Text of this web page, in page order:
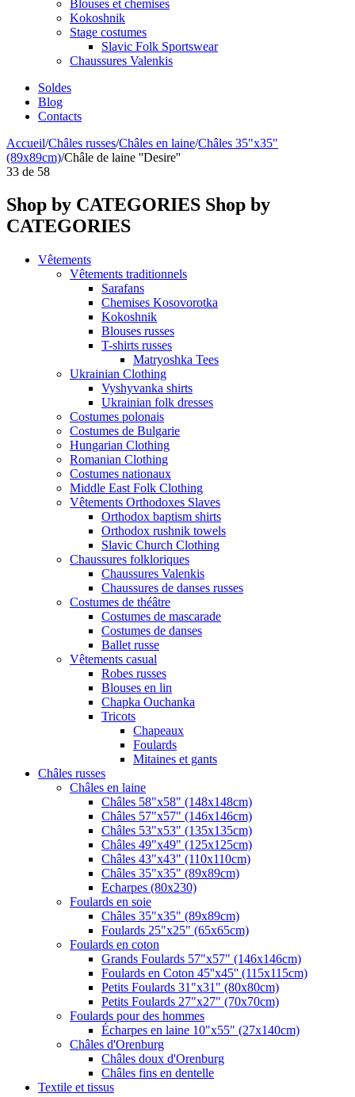
Blouses et chemises
Kokoshnik
Stage costumes
Slavic Folk Sportswear
Chaussures Valenkis
Soldes
Blog
Contacts
Accueil/Châles russes/Châles en laine/Châles 35"x35"
(89x89cm)/Châle de laine ''Desire''
33 de 58
Shop by CATEGORIES Shop by
CATEGORIES
Vêtements
Vêtements traditionnels
Sarafans
Chemises Kosovorotka
Kokoshnik
Blouses russes
T-shirts russes
Matryoshka Tees
Ukrainian Clothing
Vyshyvanka shirts
Ukrainian folk dresses
Costumes polonais
Costumes de Bulgarie
Hungarian Clothing
Romanian Clothing
Costumes nationaux
Middle East Folk Clothing
Vêtements Orthodoxes Slaves
Orthodox baptism shirts
Orthodox rushnik towels
Slavic Church Clothing
Chaussures folkloriques
Chaussures Valenkis
Chaussures de danses russes
Costumes de théâtre
Costumes de mascarade
Costumes de danses
Ballet russe
Vêtements casual
Robes russes
Blouses en lin
Chapka Ouchanka
Tricots
Chapeaux
Foulards
Mitaines et gants
Châles russes
Châles en laine
Châles 58"x58" (148x148cm)
Châles 57"x57" (146x146cm)
Châles 53"x53" (135x135cm)
Châles 49"x49" (125x125cm)
Châles 43"x43" (110x110cm)
Châles 35"x35" (89x89cm)
Echarpes (80х230)
Foulards en soie
Châles 35"x35" (89x89cm)
Foulards 25"x25" (65x65cm)
Foulards en coton
Grands Foulards 57"x57" (146x146cm)
Foulards en Coton 45''x45'' (115x115cm)
Petits Foulards 31"x31" (80x80cm)
Petits Foulards 27"x27" (70x70cm)
Foulards pour des hommes
Écharpes en laine 10"x55" (27x140cm)
Châles d'Orenburg
Châles doux d'Orenburg
Châles fins en dentelle
Textile et tissus